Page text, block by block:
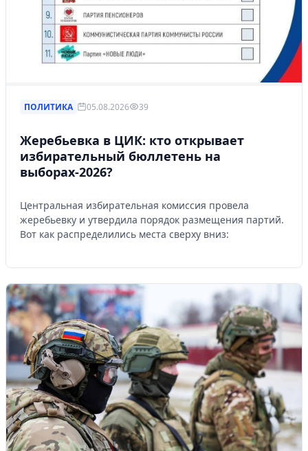
ПОЛИТИКА 05.08.2026 39
Жеребьевка в ЦИК: кто открывает
избирательный бюллетень на
выборах-2026?
Центральная избирательная комиссия провела
жеребьевку и утвердила порядок размещения партий.
Вот как распределились места сверху вниз: